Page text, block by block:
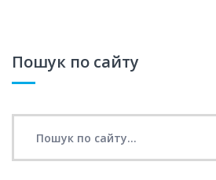
Пошук по сайту